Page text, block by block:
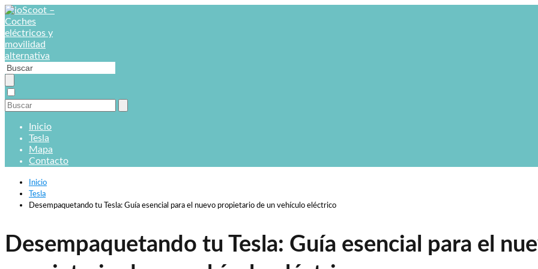
Inicio
Tesla
Mapa
Contacto
Inicio
Tesla
Desempaquetando tu Tesla: Guía esencial para el nuevo propietario de un vehículo eléctrico
Desempaquetando tu Tesla: Guía esencial para el